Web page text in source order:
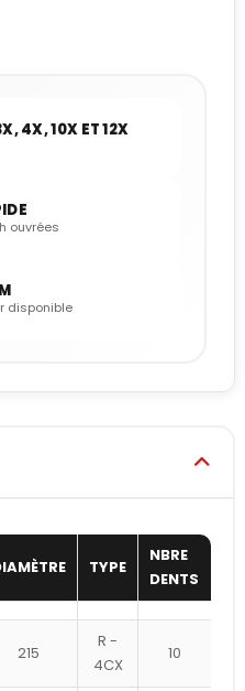
4X, 10X ET 12X
ouvrées
disponible
TYPE
NBRE
DENTS
215
R -
4CX
10